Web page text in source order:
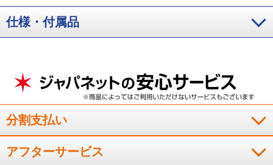
仕様・付属品
分割支払い
アフターサービス